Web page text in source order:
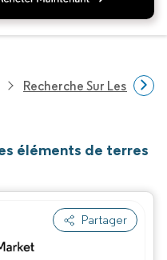
Recherche Sur Les
éléments de terres
Partager